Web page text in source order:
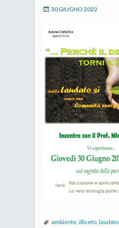
30 GIUGNO 2022
ambiente illiceto